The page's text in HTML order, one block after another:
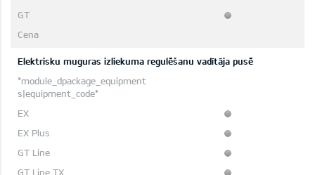
Elektrisku muguras izliekuma regulēšanu vadītāja pusē